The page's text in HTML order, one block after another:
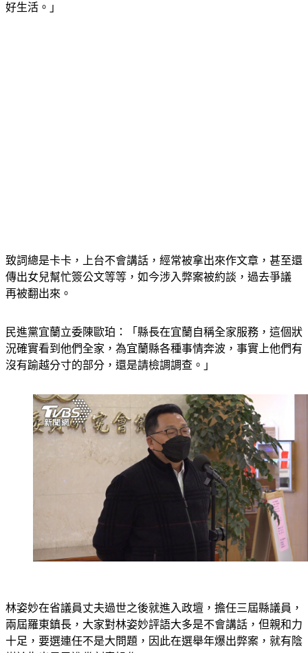
好生活。」
致詞總是卡卡，上台不會講話，經常被拿出來作文章，甚至還
傳出女兒幫忙簽公文等等，如今涉入弊案被約談，過去爭議
再被翻出來。
民進黨宜蘭立委陳歐珀：「縣長在宜蘭自稱全家服務，這個狀
況確實看到他們全家，為宜蘭縣各種事情奔波，事實上他們有
沒有踰越分寸的部分，還是請檢調調查。」
林姿妙在省議員丈夫過世之後就進入政壇，擔任三屆縣議員，
兩屆羅東鎮長，大家對林姿妙評語大多是不會講話，但親和力
十足，要選連任不是大問題，因此在選舉年爆出弊案，就有陰